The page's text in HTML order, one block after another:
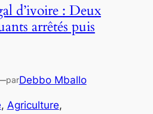
d’ivoire : Deux
arrêtés puis
parDebbo Mballo
, Agriculture